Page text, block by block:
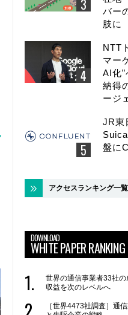
バー
肢に
NTT
マー
AI化
納得
ージ
JR東
盤に
アクセスランキング一覧
DOWNLOAD
WHITE PAPER RANKING
世界の通信事業者33社
収益を次のレベルへ
［世界4473社調査］通